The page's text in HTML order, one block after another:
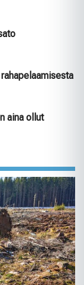
aina ollut